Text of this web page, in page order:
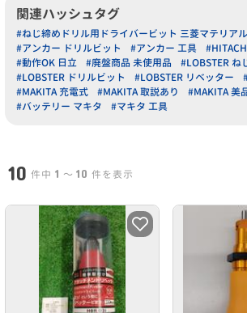
関連ハッシュタグ
#ねじ締めドリル用ドライバービット 三菱マテリアル
#アンカー ドリルビット
#アンカー 工具
#動作OK 日立
#廃盤商品 未使用品
#LOBSTER ね
#LOBSTER ドリルビット
#LOBSTER リベッター
#MAKITA 充電式
#MAKITA 取説あり #MAKITA 美
#バッテリー マキタ
#マキタ 工具
10 件中 1 〜 10 件を表示